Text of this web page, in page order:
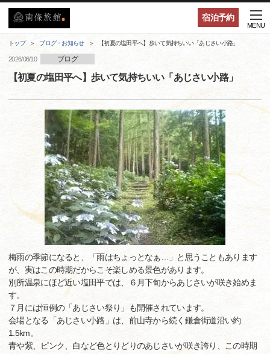
宿泊予約
MENU
トップ ブログ・お知らせ 【初夏の塩田平へ】歩いて気持ちいい「あじさい小路」
2026/06/10 ブログ
【初夏の塩田平へ】歩いて気持ちいい「あじさい小路」
梅雨の季節になると、「雨はちょっとなぁ…」と思うこともあります
が、実はこの時期だからこそ楽しめる景色があります。
別所温泉にほど近い塩田平では、６月下旬からあじさいが咲き始めま
す。
７月には恒例の「あじさい祭り」も開催されています。
会場となる「あじさい小路」は、前山寺から続く鎌倉街道沿い約
1.5km。
青や紫、ピンク、白など色とりどりのあじさいが咲き誇り、この時期